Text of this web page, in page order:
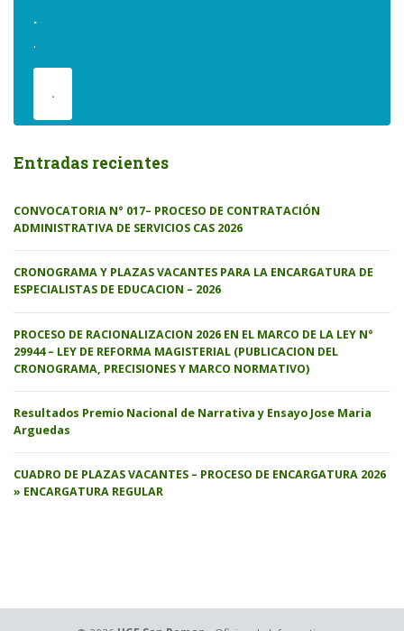
.
.
.
Entradas recientes
CONVOCATORIA N° 017– PROCESO DE CONTRATACIÓN
ADMINISTRATIVA DE SERVICIOS CAS 2026
CRONOGRAMA Y PLAZAS VACANTES PARA LA ENCARGATURA DE
ESPECIALISTAS DE EDUCACION – 2026
PROCESO DE RACIONALIZACION 2026 EN EL MARCO DE LA LEY N°
29944 – LEY DE REFORMA MAGISTERIAL (PUBLICACION DEL
CRONOGRAMA, PRECISIONES Y MARCO NORMATIVO)
Resultados Premio Nacional de Narrativa y Ensayo Jose Maria
Arguedas
CUADRO DE PLAZAS VACANTES – PROCESO DE ENCARGATURA 2026
» ENCARGATURA REGULAR